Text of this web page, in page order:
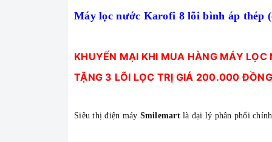
Máy lọc nước Karofi 8 lõi bình áp thép
KHUYẾN MẠI KHI MUA HÀNG MÁY LỌC
TẶNG 3 LÕI LỌC TRỊ GIÁ 200.000
Siêu thị điện máy Smilemart là đại lý phân phối